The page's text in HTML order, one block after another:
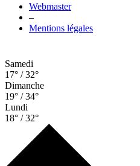
Webmaster
–
Mentions légales
Samedi
17° / 32°
Dimanche
19° / 34°
Lundi
18° / 32°